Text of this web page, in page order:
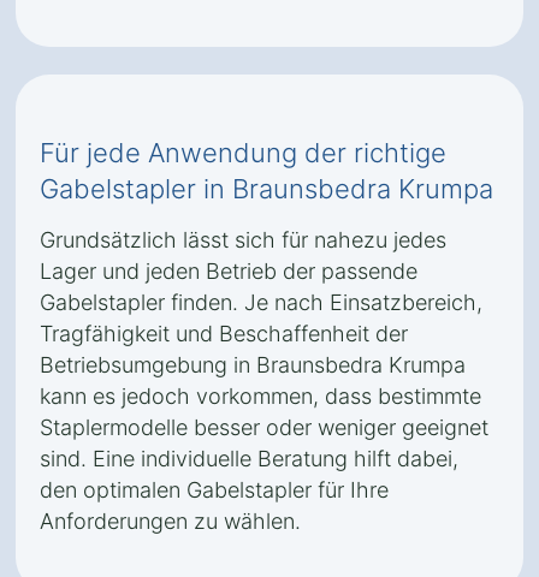
Für jede Anwendung der richtige
Gabelstapler in Braunsbedra Krumpa
Grundsätzlich lässt sich für nahezu jedes
Lager und jeden Betrieb der passende
Gabelstapler finden. Je nach Einsatzbereich,
Tragfähigkeit und Beschaffenheit der
Betriebsumgebung in Braunsbedra Krumpa
kann es jedoch vorkommen, dass bestimmte
Staplermodelle besser oder weniger geeignet
sind. Eine individuelle Beratung hilft dabei,
den optimalen Gabelstapler für Ihre
Anforderungen zu wählen.